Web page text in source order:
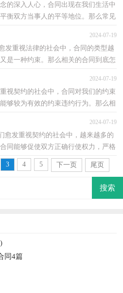
的深入人心，合同出现在我们生活中
衡双方当事人的平等地位。那么常见
2024-07-19
发重视法律的社会中，合同的类型越
是一种约束。那么相关的合同到底怎
2024-07-19
视契约的社会中，合同对我们的约束
够较为有效的约束违约行为。那么相
2024-07-19
愈发重视契约的社会中，越来越多的
同能够促使双方正确行使权力，严格
有许多，你确定会写吗...
3 4 5 下一页 尾页
同4篇